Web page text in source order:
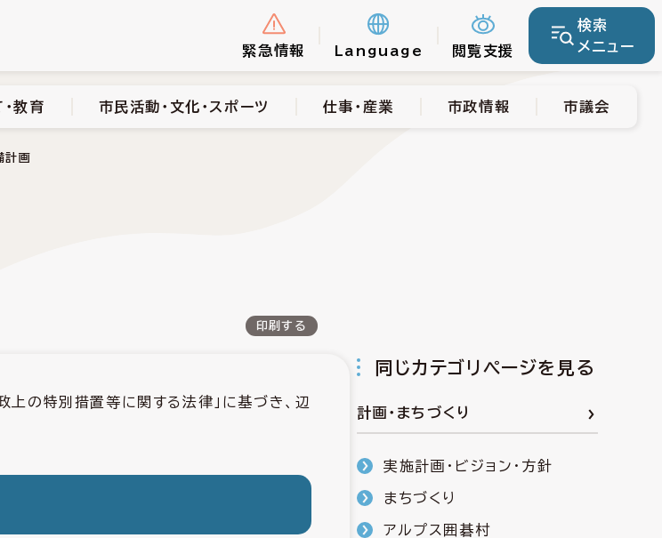
緊急情報 Language 閲覧支援
検索
メニュー
市民活動・文化・スポーツ 市政情報 市議会
教育 市民活動・文化・スポーツ 仕事・産業 市政情報 市議会
計画
印刷する
の特別措置等に関する法律」に基づき、辺
同じカテゴリページを見る
計画・まちづくり
実施計画・ビジョン・方針
まちづくり
アルプス囲碁村